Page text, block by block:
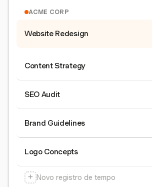
ACME CORP
Website Redesign
Content Strategy
SEO Audit
Brand Guidelines
Logo Concepts
+ Novo registro de tempo